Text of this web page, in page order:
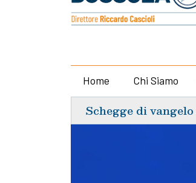
Home Chi Siamo
Schegge di vangelo